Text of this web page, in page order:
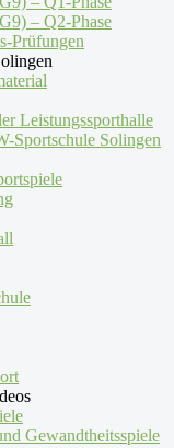
– Q2-Phase
Prüfungen
Leistungssporthalle
Sportschule Solingen
Gewandtheitsspiele